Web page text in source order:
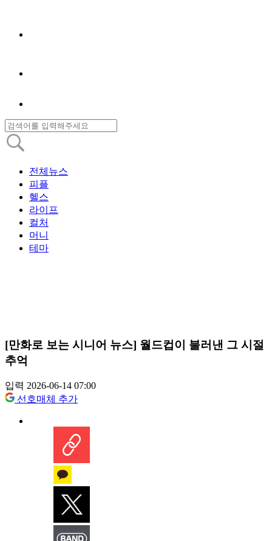
전체뉴스
피플
헬스
라이프
컬처
머니
테마
[만화로 보는 시니어 뉴스] 월드컵이 불러낸 그 시절
추억
입력 2026-06-14 07:00
선호매체 추가